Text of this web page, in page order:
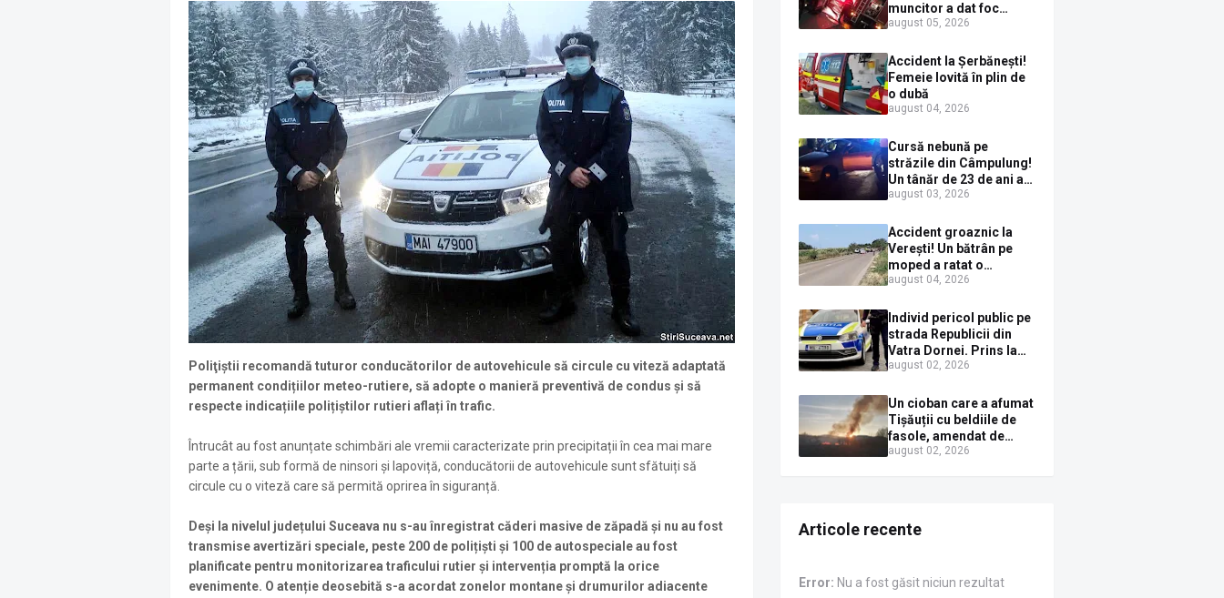
Poliţiștii recomandă tuturor conducătorilor de autovehicule să circule cu viteză adaptată
permanent condițiilor meteo-rutiere, să adopte o manieră preventivă de condus și să
respecte indicațiile polițiștilor rutieri aflați în trafic.
Întrucât au fost anunțate schimbări ale vremii caracterizate prin precipitații în cea mai mare
parte a țării, sub formă de ninsori și lapoviță, conducătorii de autovehicule sunt sfătuiți să
circule cu o viteză care să permită oprirea în siguranță.
Deși la nivelul județului Suceava nu s-au înregistrat căderi masive de zăpadă și nu au fost
transmise avertizări speciale, peste 200 de polițiști și 100 de autospeciale au fost
planificate pentru monitorizarea traficului rutier și intervenția promptă la orice
evenimente. O atenție deosebită s-a acordat zonelor montane și drumurilor adiacente
muncitor a dat foc
pompelor de apă în timp
combustibil
august 05, 2026
Accident la Șerbănești!
Femeie lovită în plin de
o dubă
august 04, 2026
Cursă nebună pe
străzile din Câmpulung!
Un tânăr de 23 de ani a
fugit de poliție cu un
un gard de pe strada
Sirenei
august 03, 2026
Accident groaznic la
Verești! Un bătrân pe
moped a ratat o
depășire și a ajuns sub
august 04, 2026
Individ pericol public pe
strada Republicii din
Vatra Dornei. Prins la
volan cu mașina
plină zi
august 02, 2026
Un cioban care a afumat
Tișăuții cu beldiile de
fasole, amendat de
pompierii ISU Suceava
august 02, 2026
Articole recente
Error: Nu a fost găsit niciun rezultat